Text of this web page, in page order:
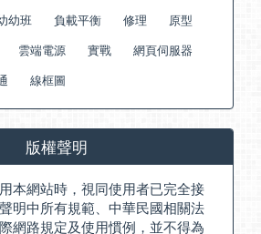
幼班 負載平衡 修理
原型
雲端電源 實戰
網頁伺服器
線框圖
版權聲明
本網站時，視同使用者已完全接
明中所有規範、中華民國相關法
網路規定及使用慣例，並不得為